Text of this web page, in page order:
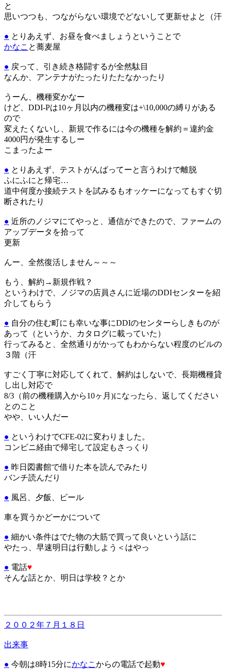
と
思いつつも、つながらない環境でどないして更新せよと（汗
● とりあえず、お昼を食べましょうということで
かなこ と蕎麦屋
● 戻って、引き続き格闘するが全然駄目
なんか、アンテナがたったりたたなかったり
うーん、機種変かなー
けど、DDI-Pは10ヶ月以内の機種変は+\10,000の縛りがある
ので
変えたくないし、新規で作るには今の機種を解約＝違約金
4000円が発生するしー
こまったよー
● とりあえず、テストがんばってーと言うわけで離脱
ふにふにと帰宅…
道中何度か接続テストを試みるもオッケーになってもすぐ切
断されたり
● 近所のノジマにてやっと、通信ができたので、ファームの
アップデータを拾って
更新
んー、全然復活しません～～～
もう、解約→新規作戦？
というわけで、ノジマの店員さんに近場のDDIセンターを紹
介してもらう
● 自分の住む町にも幸いな事にDDIのセンターらしきものが
あって（というか、カタログに載っていた）
行ってみると、全然通りがかってもわからない程度のビルの
３階（汗
すごく丁寧に対応してくれて、解約はしないで、長期機種貸
し出し対応で
8/3（前の機種購入から10ヶ月)になったら、返してください
とのこと
やや、いい人だー
● というわけでCFE-02に変わりました。
コンビニ経由で帰宅して設定もさっくり
● 昨日図書館で借りた本を読んでみたり
バンチ読んだり
● 風呂、夕飯、ビール
車を買うかどーかについて
● 細かい条件はでた物の大筋で買って良いという話に
やたっ、早速明日は行動しよう＜はやっ
● 電話♥
そんな話とか、明日は学校？とか
２００２年７月１８日
出来事
● 今朝は8時15分にかなこ からの電話で起動♥